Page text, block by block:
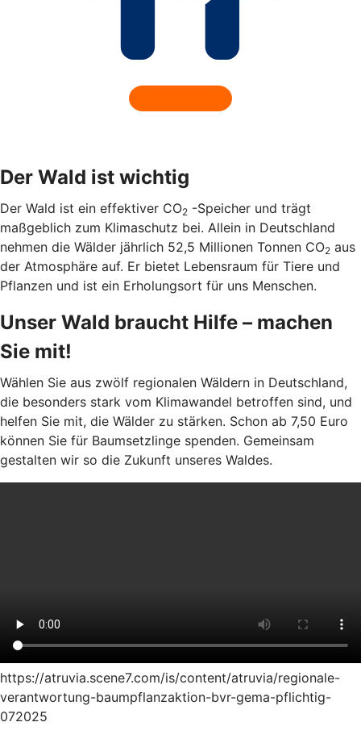
Der Wald ist wichtig
Der Wald ist ein effektiver CO2 -Speicher und trägt
maßgeblich zum Klimaschutz bei. Allein in Deutschland
nehmen die Wälder jährlich 52,5 Millionen Tonnen CO2 aus
der Atmosphäre auf. Er bietet Lebensraum für Tiere und
Pflanzen und ist ein Erholungsort für uns Menschen.
Unser Wald braucht Hilfe – machen
Sie mit!
Wählen Sie aus zwölf regionalen Wäldern in Deutschland,
die besonders stark vom Klimawandel betroffen sind, und
helfen Sie mit, die Wälder zu stärken. Schon ab 7,50 Euro
können Sie für Baumsetzlinge spenden. Gemeinsam
gestalten wir so die Zukunft unseres Waldes.
https://atruvia.scene7.com/is/content/atruvia/regionale-
verantwortung-baumpflanzaktion-bvr-gema-pflichtig-
072025